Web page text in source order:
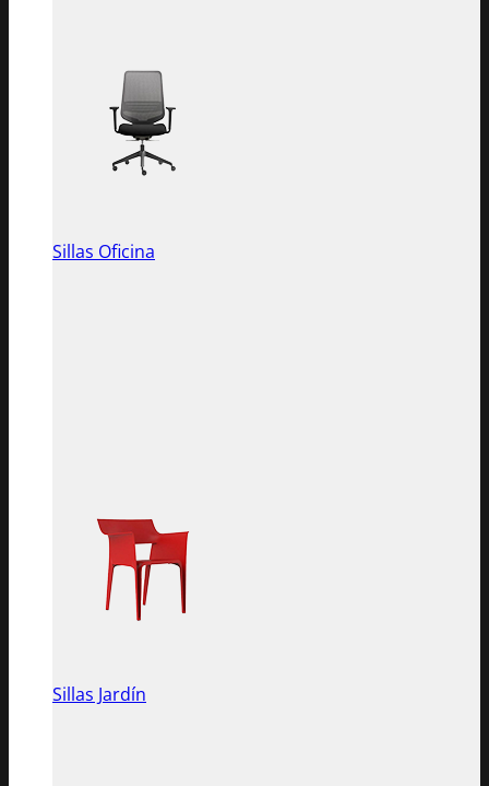
Sillas Oficina
Sillas Jardín